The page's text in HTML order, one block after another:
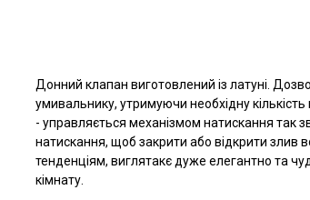
Донний клапан виготовлений із латуні.
умивальнику, утримуючи необхідну
- управляється механізмом натискання так
натискання, щоб закрити або відкрити злив
тенденціям, виглятакє дуже елегантно та
кімнату.